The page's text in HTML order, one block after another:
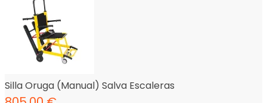
Silla Oruga (Manual) Salva Escaleras